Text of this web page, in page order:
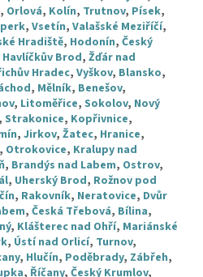
, Orlová, Kolín, Trutnov, Písek,
, Vsetín, Valašské Meziříčí,
Hradiště, Hodonín, Český
Havlíčkův Brod, Žďár nad
Hradec, Vyškov, Blansko,
, Mělník, Benešov,
, Litoměřice, Sokolov, Nový
, Strakonice, Kopřivnice,
, Jirkov, Žatec, Hranice,
, Otrokovice, Kralupy nad
, Brandýs nad Labem, Ostrov,
, Uherský Brod, Rožnov pod
, Rakovník, Neratovice, Dvůr
, Česká Třebová, Bílina,
, Klášterec nad Ohří, Mariánské
, Ústí nad Orlicí, Turnov,
, Hlučín, Poděbrady, Zábřeh,
, Říčany, Český Krumlov,